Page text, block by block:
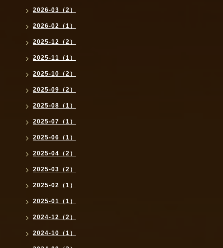
2026-03（2）
2026-02（1）
2025-12（2）
2025-11（1）
2025-10（2）
2025-09（2）
2025-08（1）
2025-07（1）
2025-06（1）
2025-04（2）
2025-03（2）
2025-02（1）
2025-01（1）
2024-12（2）
2024-10（1）